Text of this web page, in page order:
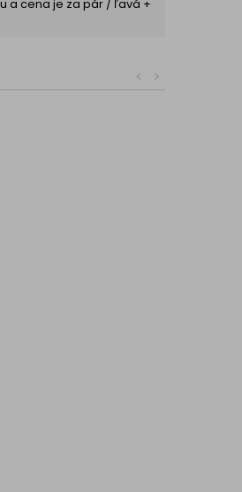
a cena je za pár / ľavá +
>
<